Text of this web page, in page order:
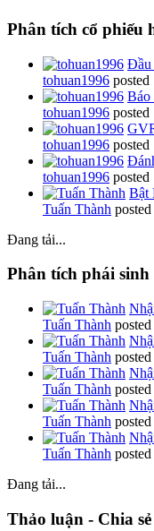
Phân tích cổ phiếu
Đầu
tohuan1996 posted
Báo
tohuan1996 posted
tohuan1996 posted
tohuan1996 posted
Bật
Tuấn Thành posted
Đang tải...
Phân tích phái
Tuấn Thành posted
Tuấn Thành posted
Tuấn Thành posted
Tuấn Thành posted
Tuấn Thành posted
Đang tải...
Thảo luận - Chia